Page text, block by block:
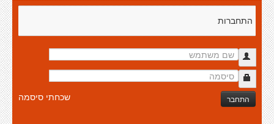
התחברות
התחבר שכחתי סיסמה